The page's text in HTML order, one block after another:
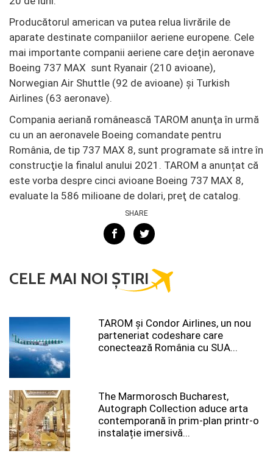
Producătorul american va putea relua livrările de
aparate destinate companiilor aeriene europene. Cele
mai importante companii aeriene care dețin aeronave
Boeing 737 MAX sunt Ryanair (210 avioane),
Norwegian Air Shuttle (92 de avioane) şi Turkish
Airlines (63 aeronave).
Compania aeriană românească TAROM anunţa în urmă
cu un an aeronavele Boeing comandate pentru
România, de tip 737 MAX 8, sunt programate să intre în
construcţie la finalul anului 2021. TAROM a anunțat că
este vorba despre cinci avioane Boeing 737 MAX 8,
evaluate la 586 milioane de dolari, preţ de catalog.
SHARE
CELE MAI NOI ȘTIRI
TAROM şi Condor Airlines, un nou
parteneriat codeshare care
conectează România cu SUA...
The Marmorosch Bucharest,
Autograph Collection aduce arta
contemporană în prim-plan printr-o
instalație imersivă...